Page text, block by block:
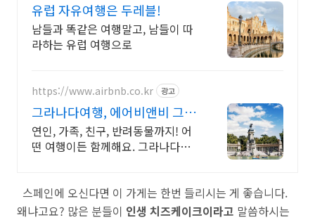
유럽 자유여행은 두레블!
남들과 똑같은 여행말고, 남들이 따
라하는 유럽 여행으로
https://www.airbnb.co.kr 광고
그라나다여행, 에어비앤비 그라
나다에서 살아보기
연인, 가족, 친구, 반려동물까지! 어
떤 여행이든 함께해요. 그라나다여
서 만나보세요.
스페인에 오신다면 이 가게는 한번 들리시는 게 좋습니다.
왜냐고요? 많은 분들이 인생 치즈케이크이라고 말씀하시는